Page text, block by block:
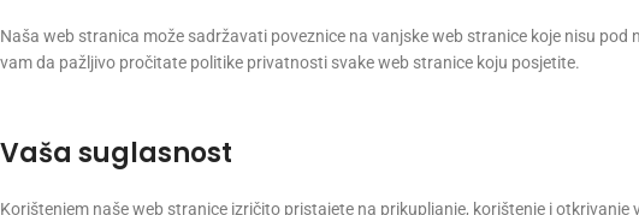
Naša web stranica može sadržavati poveznice na vanjske web stranice koje nisu
vam da pažljivo pročitate politike privatnosti svake web stranice koju posjetite.
Vaša suglasnost
Korištenjem naše web stranice izričito pristajete na prikupljanje, korištenje i